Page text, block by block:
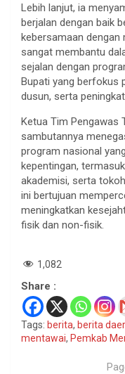
Lebih lanjut, ia
berjalan dengan baik
kebersamaan dengan
sangat membantu
sejalan dengan
Bupati yang berfokus
dusun, serta
Ketua Tim Pengawas
sambutannya
program nasional
kepentingan,
akademisi, serta
ini bertujuan
meningkatkan
fisik dan non-fisik.
1,082
Share :
Tags: berita, berita
mentawai, Pemkab